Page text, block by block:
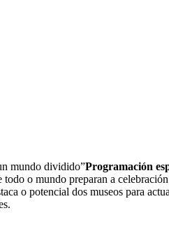
mundo dividido”Programación
o mundo preparan a
o potencial dos museos para